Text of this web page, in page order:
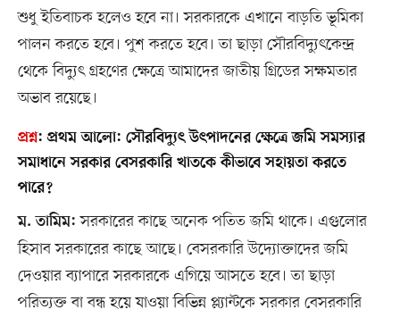
শুধু ইতিবাচক হলেও হবে না। সরকারকে এখানে বাড়তি ভূমিকা
পালন করতে হবে। পুশ করতে হবে। তা ছাড়া সৌরবিদ্যুৎকেন্দ্র
থেকে বিদ্যুৎ গ্রহণের ক্ষেত্রে আমাদের জাতীয় গ্রিডের সক্ষমতার
অভাব রয়েছে।
প্রশ্ন: প্রথম আলো: সৌরবিদ্যুৎ উৎপাদনের ক্ষেত্রে জমি সমস্যার
সমাধানে সরকার বেসরকারি খাতকে কীভাবে সহায়তা করতে
পারে?
ম. তামিম: সরকারের কাছে অনেক পতিত জমি থাকে। এগুলোর
হিসাব সরকারের কাছে আছে। বেসরকারি উদ্যোক্তাদের জমি
দেওয়ার ব্যাপারে সরকারকে এগিয়ে আসতে হবে। তা ছাড়া
পরিত্যক্ত বা বন্ধ হয়ে যাওয়া বিভিন্ন প্ল্যান্টকে সরকার বেসরকারি